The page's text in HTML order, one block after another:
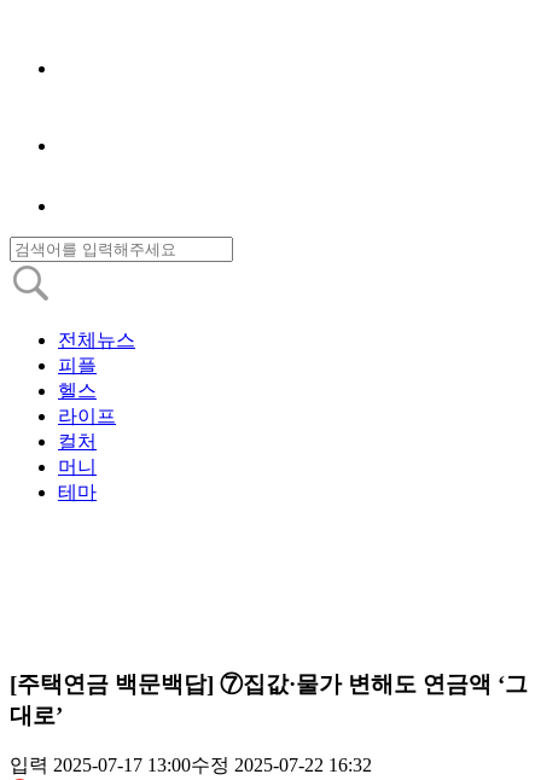
전체뉴스
피플
헬스
라이프
컬처
머니
테마
[주택연금 백문백답] ⑦집값·물가 변해도 연금액 ‘그
대로’
입력 2025-07-17 13:00수정 2025-07-22 16:32